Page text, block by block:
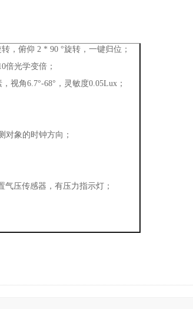
，俯仰 2 * 90 °旋转，一键归位；
倍光学变倍；
视角6.7°-68°，灵敏度0.05Lux；
对象的时钟方向；
气压传感器，有压力指示灯；